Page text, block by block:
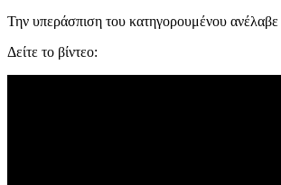
Την υπεράσπιση του κατηγορουμένου ανέλαβε
Δείτε το βίντεο: